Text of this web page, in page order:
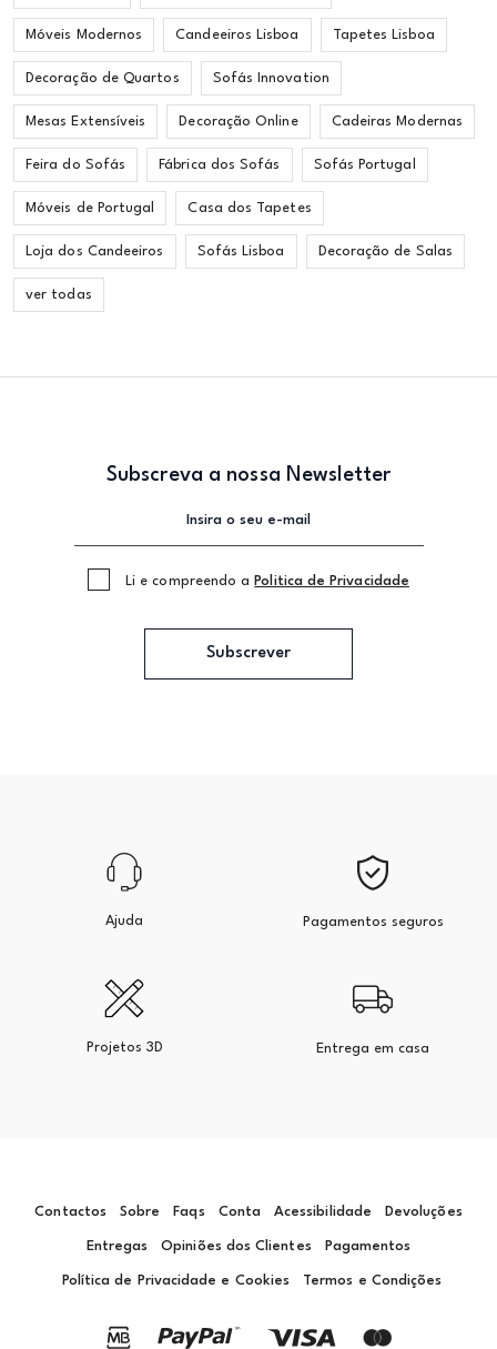
Móveis Modernos Candeeiros Lisboa Tapetes Lisboa
Decoração de Quartos Sofás Innovation
Mesas Extensíveis Decoração Online Cadeiras Modernas
Feira do Sofás Fábrica dos Sofás Sofás Portugal
Móveis de Portugal Casa dos Tapetes
Loja dos Candeeiros Sofás Lisboa Decoração de Salas
ver todas
Subscreva a nossa Newsletter
Li e compreendo a Politica de Privacidade
Subscrever
Ajuda Pagamentos seguros
Projetos 3D Entrega em casa
Contactos Sobre Faqs Conta Acessibilidade Devoluções
Entregas Opiniões dos Clientes Pagamentos
Política de Privacidade e Cookies Termos e Condições